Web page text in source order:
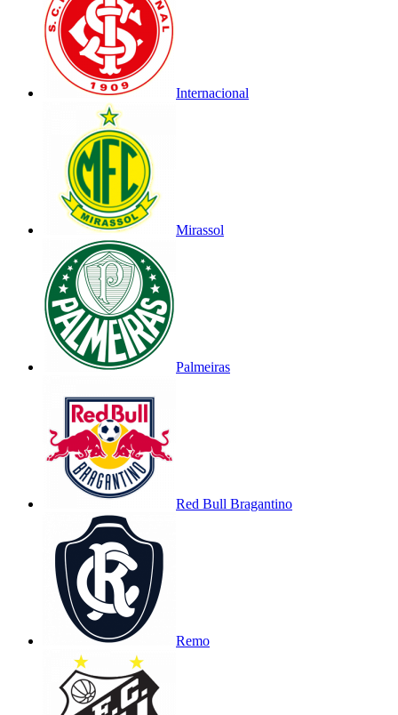
Internacional
Mirassol
Palmeiras
Red Bull Bragantino
Remo